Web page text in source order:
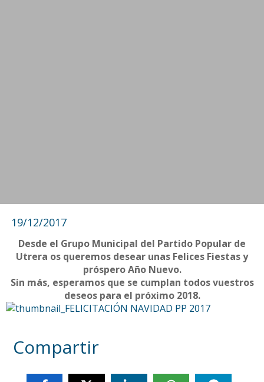
19/12/2017
Desde el Grupo Municipal del Partido Popular de
Utrera os queremos desear unas Felices Fiestas y
próspero Año Nuevo.
Sin más, esperamos que se cumplan todos vuestros
deseos para el próximo 2018.
Compartir